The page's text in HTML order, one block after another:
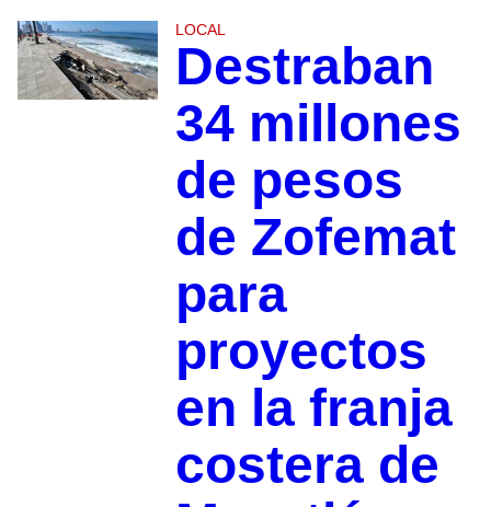
LOCAL
Destraban
34 millones
de pesos
de Zofemat
para
proyectos
en la franja
costera de